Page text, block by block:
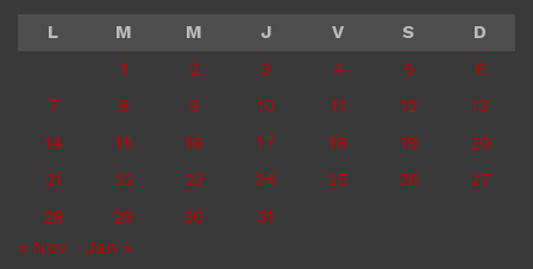
L
M M J V S
D
1
2 3 4 5
6
7
8 9 10 11 12
13
14
15 16 17 18 19
20
21
22 23 24 25 26
27
28
29 30
31
« Nov
Jan »